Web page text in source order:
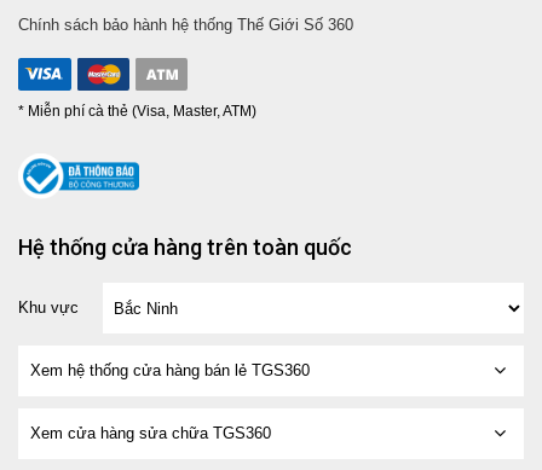
Chính sách bảo hành hệ thống Thế Giới Số 360
* Miễn phí cà thẻ (Visa, Master, ATM)
Hệ thống cửa hàng trên toàn quốc
Khu vực
Xem hệ thống cửa hàng bán lẻ TGS360
Xem cửa hàng sửa chữa TGS360